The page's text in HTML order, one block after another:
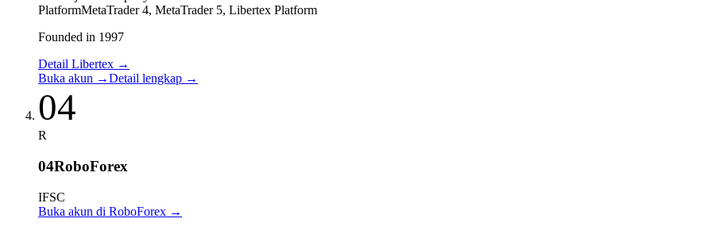
PlatformMetaTrader 4, MetaTrader 5, Libertex Platform
Founded in 1997
Detail Libertex →
Buka akun →Detail lengkap →
04
R
04RoboForex
IFSC
Buka akun di RoboForex →